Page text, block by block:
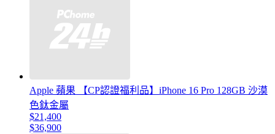
Apple 蘋果 【CP認證福利品】iPhone 16 Pro 128GB 沙漠
色鈦金屬
$21,400
$36,900